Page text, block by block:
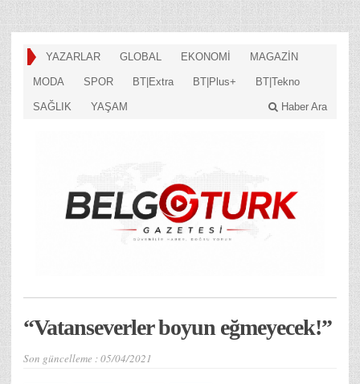
YAZARLAR GLOBAL EKONOMİ MAGAZİN
MODA SPOR BT|Extra BT|Plus+ BT|Tekno
SAĞLIK YAŞAM Haber Ara
“Vatanseverler boyun eğmeyecek!”
Son güncelleme :05/04/2021